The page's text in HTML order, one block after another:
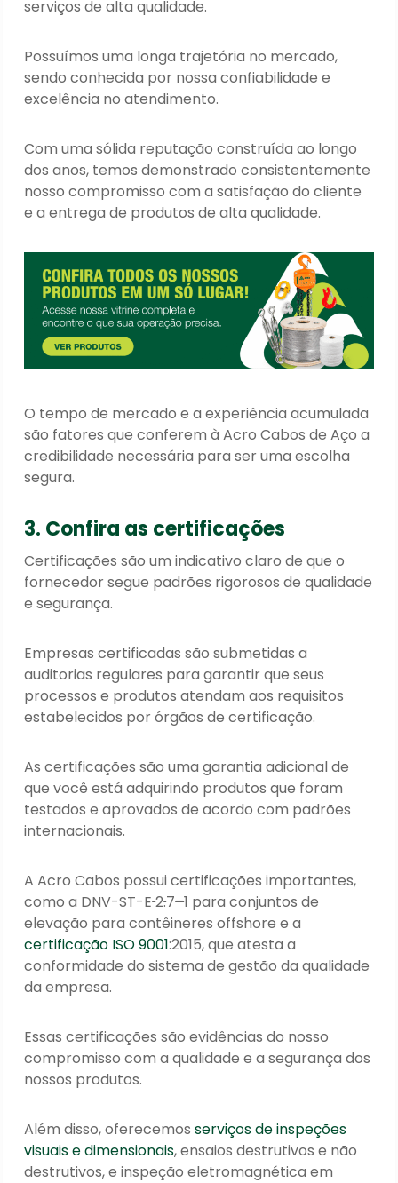
serviços de alta qualidade.
Possuímos uma longa trajetória no mercado,
sendo conhecida por nossa confiabilidade e
excelência no atendimento.
Com uma sólida reputação construída ao longo
dos anos, temos demonstrado consistentemente
nosso compromisso com a satisfação do cliente
e a entrega de produtos de alta qualidade.
O tempo de mercado e a experiência acumulada
são fatores que conferem à Acro Cabos de Aço a
credibilidade necessária para ser uma escolha
segura.
3. Confira as certificações
Certificações são um indicativo claro de que o
fornecedor segue padrões rigorosos de qualidade
e segurança.
Empresas certificadas são submetidas a
auditorias regulares para garantir que seus
processos e produtos atendam aos requisitos
estabelecidos por órgãos de certificação.
As certificações são uma garantia adicional de
que você está adquirindo produtos que foram
testados e aprovados de acordo com padrões
internacionais.
A Acro Cabos possui certificações importantes,
como a DNV-ST-E2.7–1 para conjuntos de
elevação para contêineres offshore e a
certificação ISO 9001:2015, que atesta a
conformidade do sistema de gestão da qualidade
da empresa.
Essas certificações são evidências do nosso
compromisso com a qualidade e a segurança dos
nossos produtos.
Além disso, oferecemosserviços de inspeções
visuais e dimensionais, ensaios destrutivos e não
destrutivos, e inspeção eletromagnética em